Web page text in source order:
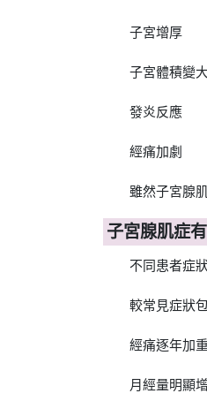
子宮增厚
子宮體積變
發炎反應
經痛加劇
雖然子宮腺
子宮腺肌症
不同患者症
較常見症狀
經痛逐年加
月經量明顯